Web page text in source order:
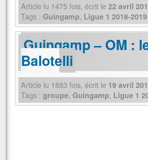
Article lu 1475 fois, écrit le 22 avril
Tags : Guingamp, Ligue 1 2018-2019
Guingamp – OM :
Balotelli
Article lu 1883 fois, écrit le 19 avril
Tags : groupe, Guingamp, Ligue 1